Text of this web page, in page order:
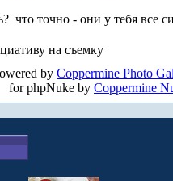
что точно - они у тебя все
на съемку
by Coppermine Photo
for phpNuke by Coppermine